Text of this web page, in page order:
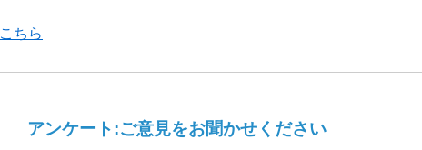
こちら
アンケート:ご意見をお聞かせください